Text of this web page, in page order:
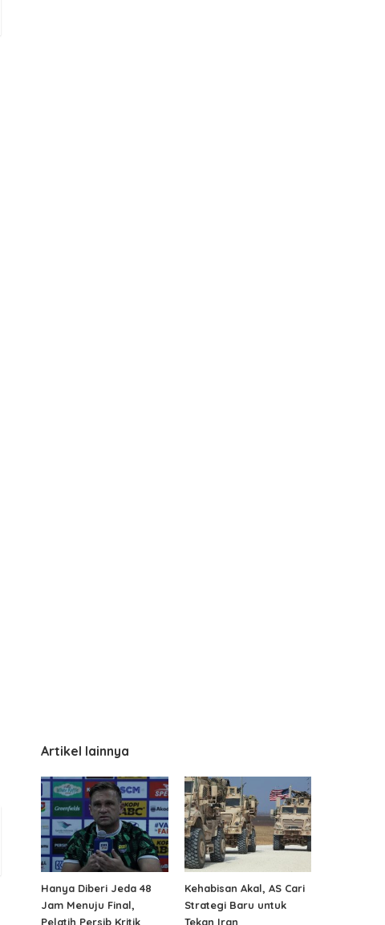
Artikel lainnya
Hanya Diberi Jeda 48
Jam Menuju Final,
Pelatih Persib Kritik
Kehabisan Akal, AS Cari
Strategi Baru untuk
Tekan Iran